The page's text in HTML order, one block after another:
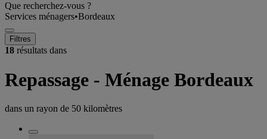
Que recherchez-vous ?
Services ménagers•Bordeaux
Filtres
18 résultats dans
Repassage - Ménage Bordeaux
dans un rayon de 50 kilomètres